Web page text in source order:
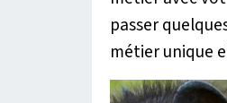
passer
métier unique